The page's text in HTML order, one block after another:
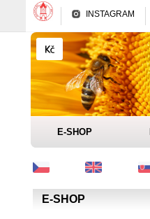
INSTAGRAM
E-SHOP
E-SHOP